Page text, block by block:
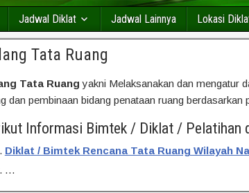
Jadwal Diklat Jadwal Lainnya Lokasi
Tata Ruang
Tata Ruang yakni Melaksanakan dan mengatur
dan pembinaan bidang penataan ruang
Informasi Bimtek / Diklat / Pelatihan
Diklat / Bimtek Rencana Tata Ruang Wilayah
…